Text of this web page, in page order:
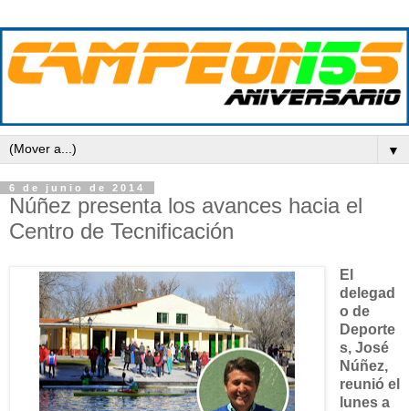
▼
6 de junio de 2014
Núñez presenta los avances hacia el
Centro de Tecnificación
El
delegad
o de
Deporte
s, José
Núñez,
reunió el
lunes a